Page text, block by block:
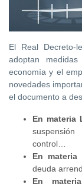
El Real
adoptan
economía y el
novedades
el documento a
En materia
control…
En materia
deuda
En